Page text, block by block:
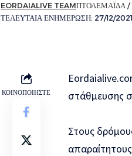
ΤΕΛΕΥΤΑΙΑ ΕΝΗΜΕΡΩΣΗ: 27/12/2021
EORDAIALIVE TEAMΠΤΟΛΕΜΑΪΔΑ /
ΚΟΙΝΟΠΟΙΗΣΤΕ
στάθμευσης
Στους